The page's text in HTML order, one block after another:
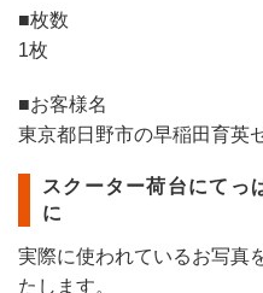
■枚数
1枚
■お客様名
東京都日野市の早稲田育英
スクーター荷台にてっ
に
実際に使われているお写真
たします。